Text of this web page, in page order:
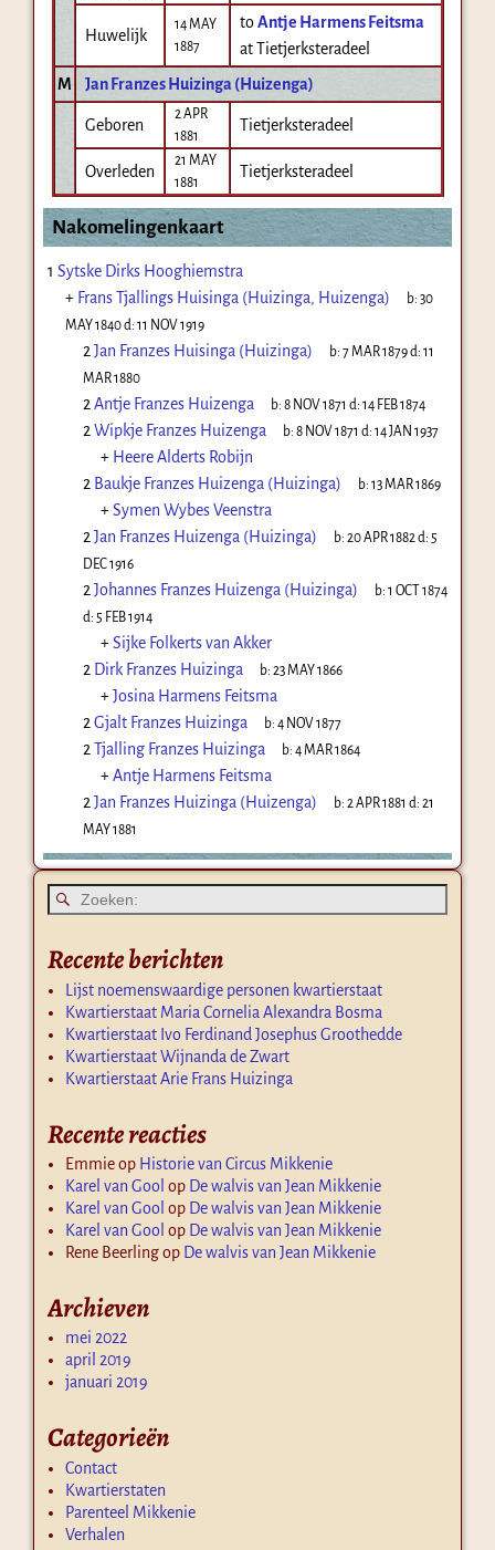
Huwelijk
14 MAY
1887
toAntje Harmens Feitsma
at Tietjerksteradeel
M
Jan Franzes Huizinga (Huizenga)
Geboren
2 APR
1881
Tietjerksteradeel
Overleden
21 MAY
1881
Tietjerksteradeel
Nakomelingenkaart
1 Sytske Dirks Hooghiemstra
+ Frans Tjallings Huisinga (Huizinga, Huizenga) b:30
MAY 1840d: 11 NOV 1919
2 Jan Franzes Huisinga (Huizinga) b:7 MAR 1879d:11
MAR 1880
2 Antje Franzes Huizenga b:8 NOV 1871 d:14 FEB 1874
2 Wipkje Franzes Huizenga b:8 NOV 1871 d:14 JAN 1937
+ Heere Alderts Robijn
2 Baukje Franzes Huizenga (Huizinga) b:13 MAR 1869
+Symen Wybes Veenstra
2 Jan Franzes Huizenga (Huizinga) b:20 APR 1882 d: 5
DEC 1916
2 Johannes Franzes Huizenga (Huizinga) b:1 OCT 1874
d: 5 FEB 1914
+Sijke Folkerts van Akker
2 Dirk Franzes Huizinga b:23 MAY 1866
+Josina Harmens Feitsma
2 Gjalt Franzes Huizinga b:4 NOV 1877
2 Tjalling Franzes Huizinga b:4 MAR 1864
+Antje Harmens Feitsma
2 Jan Franzes Huizinga (Huizenga) b:2 APR 1881 d:21
MAY 1881
Recente berichten
Lijst noemenswaardige personen kwartierstaat
Kwartierstaat Maria Cornelia Alexandra Bosma
Kwartierstaat Ivo Ferdinand Josephus Groothedde
Kwartierstaat Wijnanda de Zwart
Kwartierstaat Arie Frans Huizinga
Recente reacties
Emmieop Historie van Circus Mikkenie
Karel van Gool op De walvis van Jean Mikkenie
Karel van Gool op De walvis van Jean Mikkenie
Karel van Gool op De walvis van Jean Mikkenie
Rene Beerlingop De walvis van Jean Mikkenie
Archieven
mei 2022
april 2019
januari 2019
Categorieën
Contact
Kwartierstaten
Parenteel Mikkenie
Verhalen